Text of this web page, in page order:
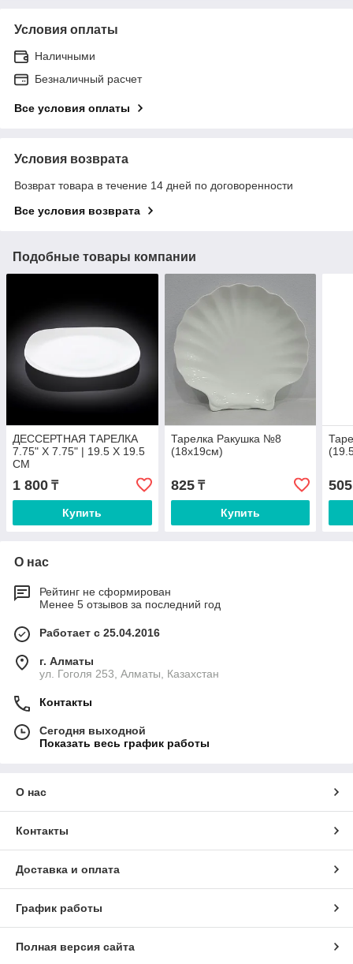
Условия оплаты
Наличными
Безналичный расчет
Все условия оплаты
Условия возврата
Возврат товара в течение 14 дней по договоренности
Все условия возврата
Подобные товары компании
ДЕССЕРТНАЯ ТАРЕЛКА
7.75" X 7.75" | 19.5 X 19.5
CM
1 800 ₸
Купить
Тарелка Ракушка №8
(18х19см)
825₸
Купить
505
О нас
Рейтинг не сформирован
Менее 5 отзывов за последний год
Работает с 25.04.2016
г. Алматы
ул. Гоголя 253, Алматы, Казахстан
Контакты
Сегодня выходной
Показать весь график работы
О нас
Контакты
Доставка и оплата
График работы
Полная версия сайта